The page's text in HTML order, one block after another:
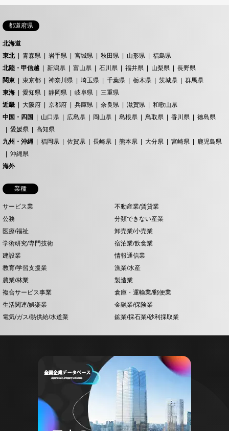
都道府県
北海道
東北
青森県 岩手県 宮城県 秋田県 山形県
福島県
北陸・甲信越
新潟県 富山県 石川県 福井県 山梨県
長野県
関東
東京都 神奈川県 埼玉県 千葉県 栃木県 茨城県
群馬県
東海
愛知県 静岡県 岐阜県
三重県
近畿
大阪府 京都府 兵庫県 奈良県 滋賀県
和歌山県
中国・四国
山口県 広島県 岡山県 島根県 鳥取県 香川県
徳島県
愛媛県
高知県
九州・沖縄
福岡県 佐賀県 長崎県 熊本県 大分県 宮崎県
鹿児島県
沖縄県
海外
業種
サービス業
不動産業/賃貸業
公務
分類できない産業
医療/福祉
卸売業/小売業
学術研究/専門技術
宿泊業/飲食業
建設業
情報通信業
教育/学習支援業
漁業/水産
農業/林業
製造業
複合サービス事業
倉庫・運輸業/郵便業
生活関連/娯楽業
金融業/保険業
電気/ガス/熱供給/水道業
鉱業/採石業/砂利採取業